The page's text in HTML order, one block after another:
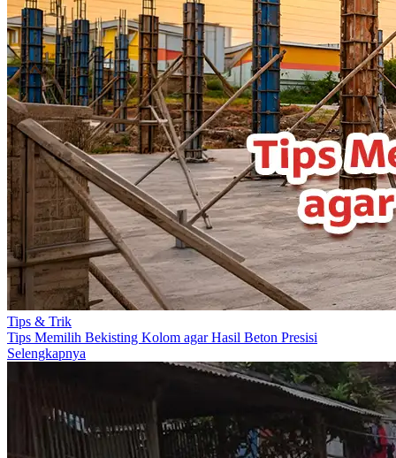
Tips & Trik
Tips Memilih Bekisting Kolom agar Hasil Beton Presisi
Selengkapnya